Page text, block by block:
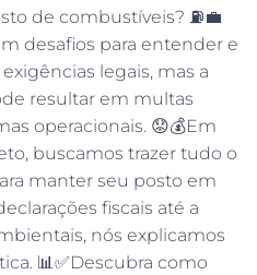
de combustíveis? ⛽️💼
desafios para entender e
legais, mas a
resultar em multas
operacionais. 😟💰Em
buscamos trazer tudo o
manter seu posto em
fiscais até a
nós explicamos
📊✅Descubra como